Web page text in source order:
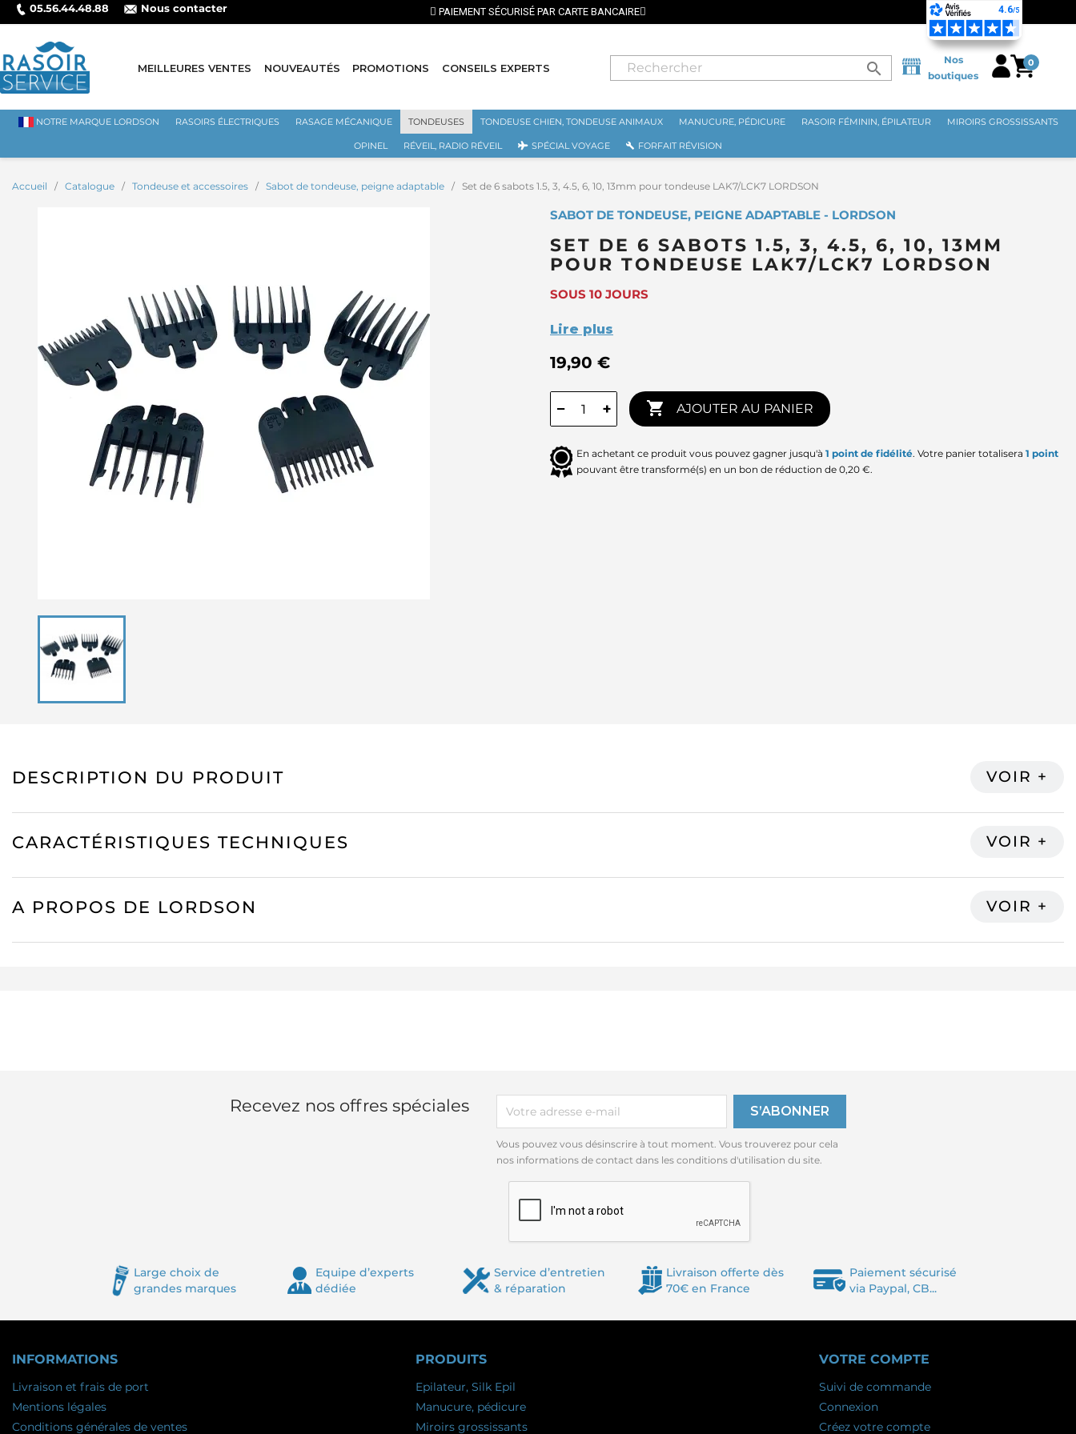
05.56.44.48.88 Nous contacter PAIEMENT SÉCURISÉ PAR CARTE BANCAIRE
MEILLEURES VENTES NOUVEAUTÉS PROMOTIONS CONSEILS EXPERTS search
Nos
boutiques
0
NOTRE MARQUE LORDSON RASOIRS ÉLECTRIQUES RASAGE MÉCANIQUE TONDEUSES TONDEUSE CHIEN, TONDEUSE ANIMAUX MANUCURE, PÉDICURE RASOIR FÉMININ, ÉPILATEUR MIROIRS GROSSISSANTS
OPINEL RÉVEIL, RADIO RÉVEIL SPÉCIAL VOYAGE FORFAIT RÉVISION
Accueil Catalogue Tondeuse et accessoires Sabot de tondeuse, peigne adaptable Set de 6 sabots 1.5, 3, 4.5, 6, 10, 13mm pour tondeuse LAK7/LCK7 LORDSON
SABOT DE TONDEUSE, PEIGNE ADAPTABLE - LORDSON
SET DE 6 SABOTS 1.5, 3, 4.5, 6, 10, 13MM
POUR TONDEUSE LAK7/LCK7 LORDSON
SOUS 10 JOURS
Lire plus
19,90 €
− +  AJOUTER AU PANIER
En achetant ce produit vous pouvez gagner jusqu'à 1 point de fidélité. Votre panier totalisera 1 point
pouvant être transformé(s) en un bon de réduction de 0,20 €.
DESCRIPTION DU PRODUIT
CARACTÉRISTIQUES TECHNIQUES
A PROPOS DE LORDSON
Recevez nos offres spéciales
Vous pouvez vous désinscrire à tout moment. Vous trouverez pour cela
nos informations de contact dans les conditions d'utilisation du site.
Large choix de
grandes marques
Equipe d’experts
dédiée
Service d’entretien
& réparation
Livraison offerte dès
70€ en France
Paiement sécurisé
via Paypal, CB...
INFORMATIONS
Livraison et frais de port
Mentions légales
Conditions générales de ventes
PRODUITS
Epilateur, Silk Epil
Manucure, pédicure
Miroirs grossissants
VOTRE COMPTE
Suivi de commande
Connexion
Créez votre compte